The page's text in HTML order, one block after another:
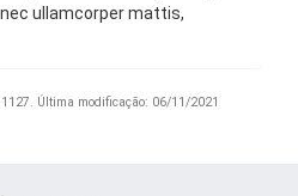
ullamcorper mattis,
Última modificação: 06/11/2021